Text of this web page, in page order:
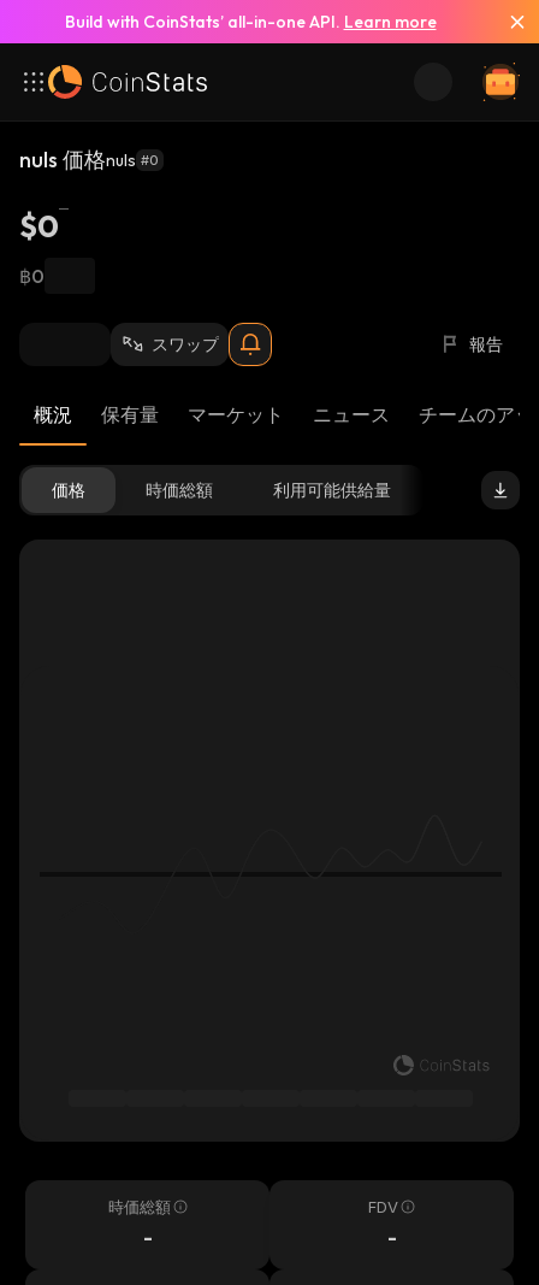
Build with CoinStats’ all-in-one API. Learn more
nuls 価格nuls #0
$0
฿0
スワップ 報告
概況 保有量 マーケット ニュース チームのア
価格 時価総額 利用可能供給量
時価総額
-
FDV
-